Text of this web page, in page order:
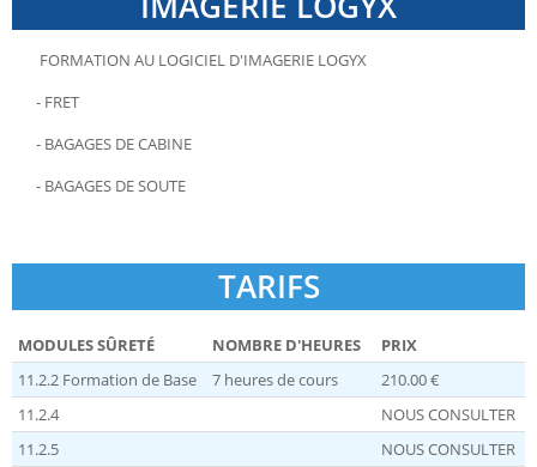
FORMATION AU LOGICIEL D'IMAGERIE LOGYX
- FRET
- BAGAGES DE CABINE
- BAGAGES DE SOUTE
TARIFS
MODULES SÛRETÉ NOMBRE D'HEURES
PRIX
11.2.2 Formation de Base
7 heures de cours
210.00 €
11.2.4
NOUS CONSULTER
11.2.5
NOUS CONSULTER